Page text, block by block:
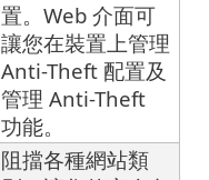
置。Web 介面可
讓您在裝置上管理
Anti-Theft 配置及
管理 Anti-Theft
功能。
阻擋各種網站類